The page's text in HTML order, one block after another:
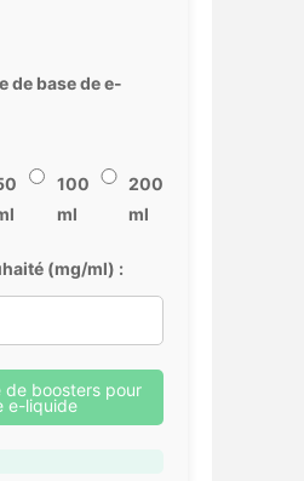
de base de e-
100
ml
200
ml
(mg/ml) :
de boosters pour
e-liquide